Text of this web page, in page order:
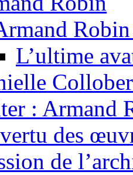
L’ultime
: Armand
des
de